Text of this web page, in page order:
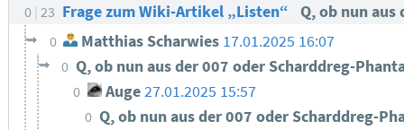
0 23 Frage zum Wiki-Artikel „Listen“ Q, ob nun
0 Matthias Scharwies 17.01.2025 16:07
0 Q, ob nun aus der 007 oder Scharddreg-
0 Auge27.01.2025 15:57
0 Q, ob nun aus der 007 oder Scharddreg-